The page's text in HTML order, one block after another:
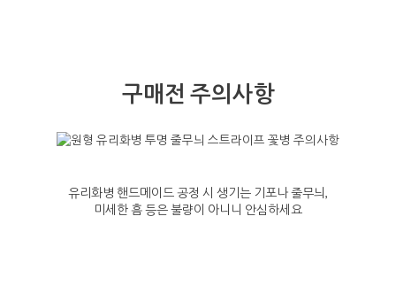
구매전 주의사항
유리화병 핸드메이드 공정 시 생기는 기포나 줄무늬,
미세한 흠 등은 불량이 아니니 안심하세요